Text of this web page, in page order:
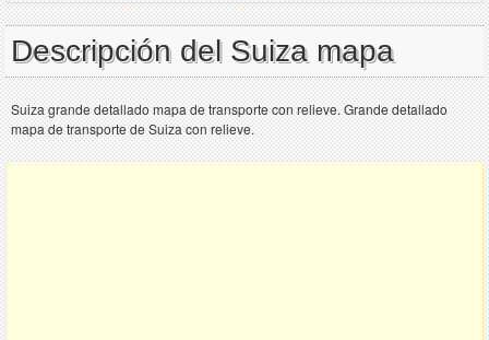
Descripción del Suiza mapa
Suiza grande detallado mapa de transporte con relieve. Grande detallado
mapa de transporte de Suiza con relieve.